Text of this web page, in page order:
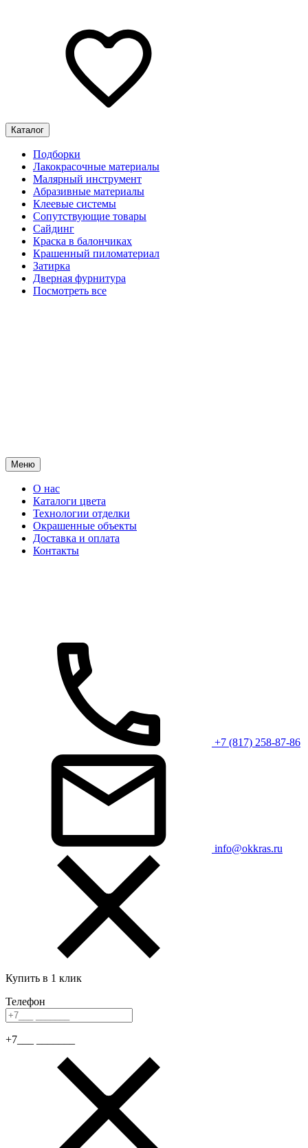
Каталог
Подборки
Лакокрасочные материалы
Малярный инструмент
Абразивные материалы
Клеевые системы
Сопутствующие товары
Сайдинг
Краска в балончиках
Крашенный пиломатериал
Затирка
Дверная фурнитура
Посмотреть все
Меню
О нас
Каталоги цвета
Технологии отделки
Окрашенные объекты
Доставка и оплата
Контакты
+7 (817) 258-87-86
info@okkras.ru
Купить в 1 клик
Телефон
+7___ _______